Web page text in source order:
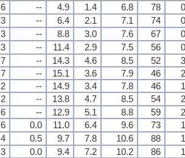
-- 4.9 1.4 6.8 78
-- 6.4 2.1 7.1 74
-- 8.8 3.0 7.6 67
-- 11.4 2.9 7.5 56
-- 14.3 4.6 8.5 52
-- 15.1 3.6 7.9 46
-- 14.9 3.4 7.8 46
-- 13.8 4.7 8.5 54
-- 12.9 5.1 8.8 59
0.0 11.0 6.4 9.6 73
0.5 9.7 7.8 10.6 88
0.0 9.4 7.2 10.2 86